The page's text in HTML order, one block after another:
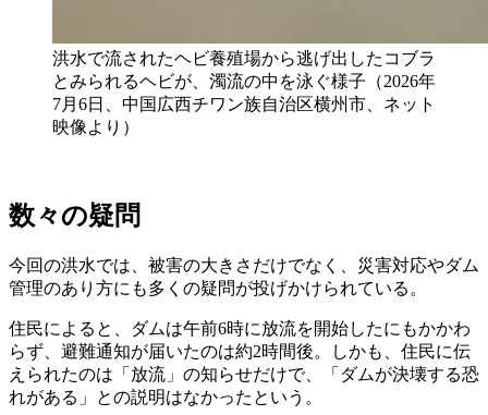
洪水で流されたヘビ養殖場から逃げ出したコブラ
とみられるヘビが、濁流の中を泳ぐ様子（2026年
7月6日、中国広西チワン族自治区横州市、ネット
映像より）
数々の疑問
今回の洪水では、被害の大きさだけでなく、災害対応やダム
管理のあり方にも多くの疑問が投げかけられている。
住民によると、ダムは午前6時に放流を開始したにもかかわ
らず、避難通知が届いたのは約2時間後。しかも、住民に伝
えられたのは「放流」の知らせだけで、「ダムが決壊する恐
れがある」との説明はなかったという。